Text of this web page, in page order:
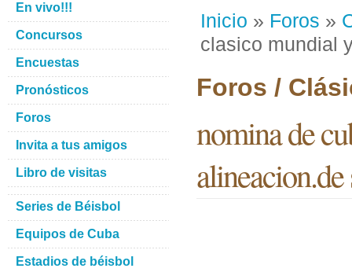
Inicio » Foros »
clasico mundial
Foros /
nomina de
En vivo!!!
Concursos
Encuestas
Pronósticos
Foros
Invita a tus amigos
Libro de visitas
Series de Béisbol
Equipos de Cuba
Estadios de béisbol